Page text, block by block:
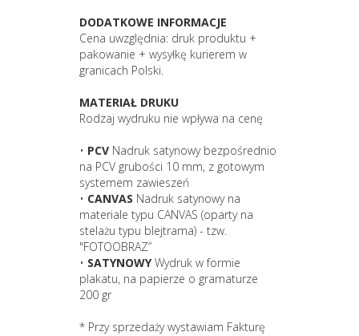
DODATKOWE INFORMACJE
Cena uwzględnia: druk produktu +
pakowanie + wysyłkę kurierem w
granicach Polski.
MATERIAŁ DRUKU
Rodzaj wydruku nie wpływa na cenę
• PCV Nadruk satynowy bezpośrednio
na PCV grubości 10 mm, z gotowym
systemem zawieszeń
• CANVAS Nadruk satynowy na
materiale typu CANVAS (oparty na
stelażu typu blejtrama) - tzw.
"FOTOOBRAZ”
• SATYNOWYWydruk w formie
plakatu, na papierze o gramaturze
200 gr
* Przy sprzedaży wystawiam Fakturę